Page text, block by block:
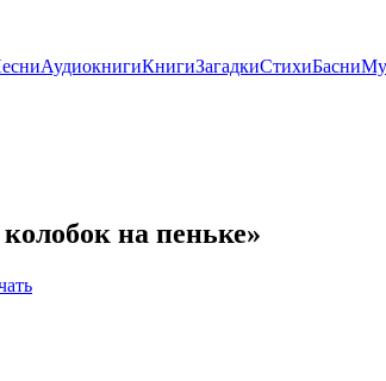
АудиокнигиКнигиЗагадкиСтихиБасни
на пеньке»